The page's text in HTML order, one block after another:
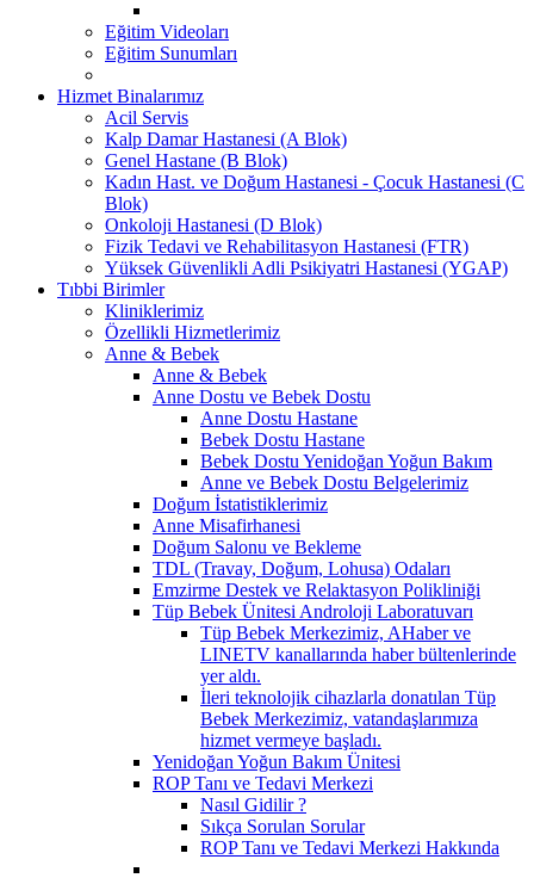
Eğitim Videoları
Eğitim Sunumları
Hizmet Binalarımız
Acil Servis
Kalp Damar Hastanesi (A Blok)
Genel Hastane (B Blok)
Kadın Hast. ve Doğum Hastanesi - Çocuk Hastanesi (C
Blok)
Onkoloji Hastanesi (D Blok)
Fizik Tedavi ve Rehabilitasyon Hastanesi (FTR)
Yüksek Güvenlikli Adli Psikiyatri Hastanesi (YGAP)
Tıbbi Birimler
Kliniklerimiz
Özellikli Hizmetlerimiz
Anne & Bebek
Anne & Bebek
Anne Dostu ve Bebek Dostu
Anne Dostu Hastane
Bebek Dostu Hastane
Bebek Dostu Yenidoğan Yoğun Bakım
Anne ve Bebek Dostu Belgelerimiz
Doğum İstatistiklerimiz
Anne Misafirhanesi
Doğum Salonu ve Bekleme
TDL (Travay, Doğum, Lohusa) Odaları
Emzirme Destek ve Relaktasyon Polikliniği
Tüp Bebek Ünitesi Androloji Laboratuvarı
Tüp Bebek Merkezimiz, AHaber ve
LINETV kanallarında haber bültenlerinde
yer aldı.
İleri teknolojik cihazlarla donatılan Tüp
Bebek Merkezimiz, vatandaşlarımıza
hizmet vermeye başladı.
Yenidoğan Yoğun Bakım Ünitesi
ROP Tanı ve Tedavi Merkezi
Nasıl Gidilir ?
Sıkça Sorulan Sorular
ROP Tanı ve Tedavi Merkezi Hakkında